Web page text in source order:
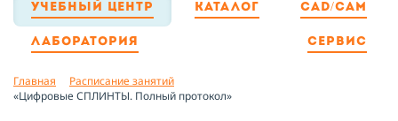
ИМЯ
УЧЕБНЫЙ ЦЕНТР КАТАЛОГ CAD/CAM
ЛАБОРАТОРИЯ СЕРВИС
Главная
Расписание занятий
«Цифровые СПЛИНТЫ. Полный протокол»